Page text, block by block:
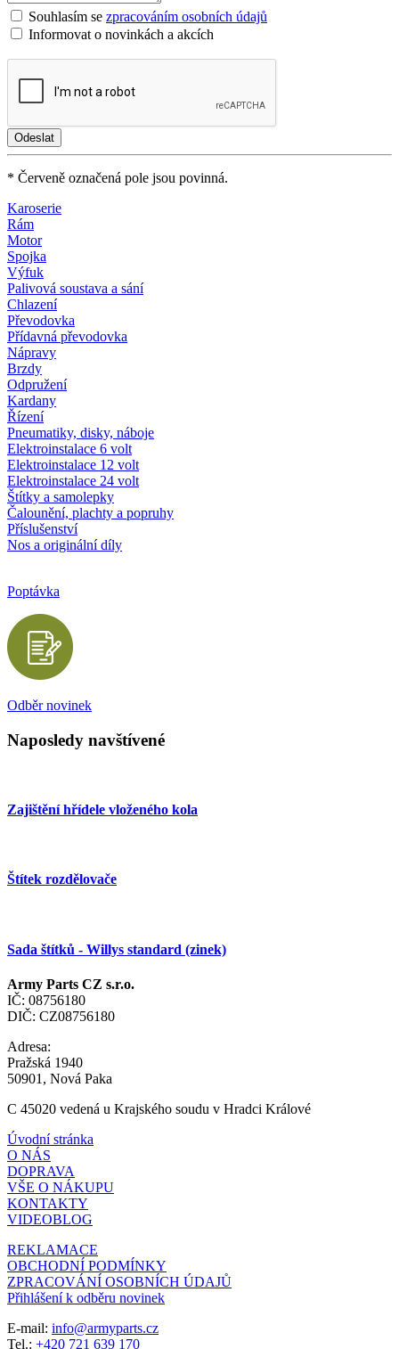
Souhlasím se zpracováním osobních údajů
Informovat o novinkách a akcích
* Červeně označená pole jsou povinná.
Karoserie
Rám
Motor
Spojka
Výfuk
Palivová soustava a sání
Chlazení
Převodovka
Přídavná převodovka
Nápravy
Brzdy
Odpružení
Kardany
Řízení
Pneumatiky, disky, náboje
Elektroinstalace 6 volt
Elektroinstalace 12 volt
Elektroinstalace 24 volt
Štítky a samolepky
Čalounění, plachty a popruhy
Příslušenství
Nos a originální díly
Poptávka
Odběr novinek
Naposledy navštívené
Zajištění hřídele vloženého kola
Štítek rozdělovače
Sada štítků - Willys standard (zinek)
Army Parts CZ s.r.o.
IČ: 08756180
DIČ: CZ08756180
Adresa:
Pražská 1940
50901, Nová Paka
C 45020 vedená u Krajského soudu v Hradci Králové
Úvodní stránka
O NÁS
DOPRAVA
VŠE O NÁKUPU
KONTAKTY
VIDEOBLOG
REKLAMACE
OBCHODNÍ PODMÍNKY
ZPRACOVÁNÍ OSOBNÍCH ÚDAJŮ
Přihlášení k odběru novinek
E-mail: info@armyparts.cz
Tel.: +420 721 639 170